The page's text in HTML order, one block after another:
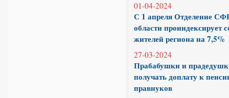
01-04-2024
С 1 апреля Отделение
области проиндексирует
жителей региона на 7,5%
27-03-2024
Прабабушки и
получать доплату к
правнуков